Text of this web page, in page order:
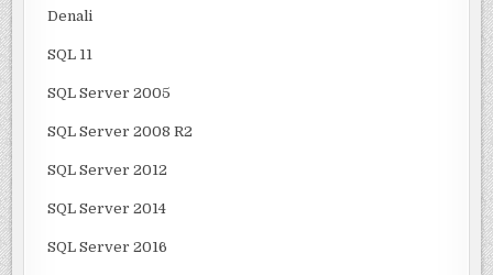
Denali
SQL 11
SQL Server 2005
SQL Server 2008 R2
SQL Server 2012
SQL Server 2014
SQL Server 2016